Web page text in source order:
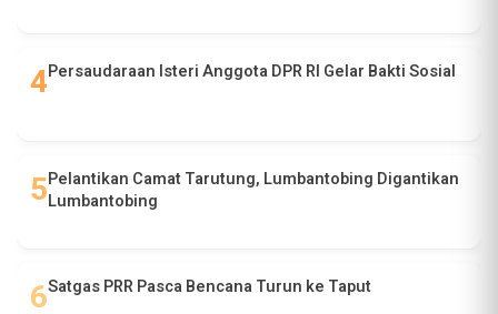
Persaudaraan Isteri Anggota DPR RI Gelar Bakti Sosial
Pelantikan Camat Tarutung, Lumbantobing Digantikan
Lumbantobing
Satgas PRR Pasca Bencana Turun ke Taput